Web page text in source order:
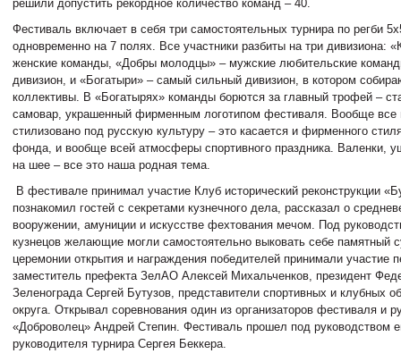
решили допустить рекордное количество команд – 40.
Фестиваль включает в себя три самостоятельных турнира по регби
одновременно на 7 полях. Все участники разбиты на три дивизиона:
женские команды, «Добры молодцы» – мужские любительские
дивизион, и «Богатыри» – самый сильный дивизион, в котором
коллективы. В «Богатырях» команды борются за главный трофей –
самовар, украшенный фирменным логотипом фестиваля. Вообще все
стилизовано под русскую культуру – это касается и фирменного
фонда, и вообще всей атмосферы спортивного праздника. Валенки,
на шее – все это наша родная тема.
В фестивале принимал участие Клуб исторический реконструкции
познакомил гостей с секретами кузнечного дела, рассказал о
вооружении, амуниции и искусстве фехтования мечом. Под
кузнецов желающие могли самостоятельно выковать себе памятный
церемонии открытия и награждения победителей принимали участие
заместитель префекта ЗелАО Алексей Михальченков, президент
Зеленограда Сергей Бутузов, представители спортивных и клубных
округа. Открывал соревнования один из организаторов фестиваля и
«Доброволец» Андрей Степин. Фестиваль прошел под руководством
руководителя турнира Сергея Беккера.